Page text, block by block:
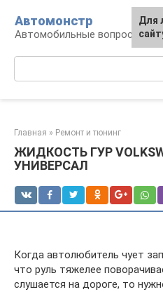
контенту
Автомонстр
Автомобильные вопросы и
Главная » Ремонт и тюнинг
ЖИДКОСТЬ ГУР
УНИВЕРСАЛ
Когда автолюбитель чует
что руль тяжелее
слушается на дороге, то
Для